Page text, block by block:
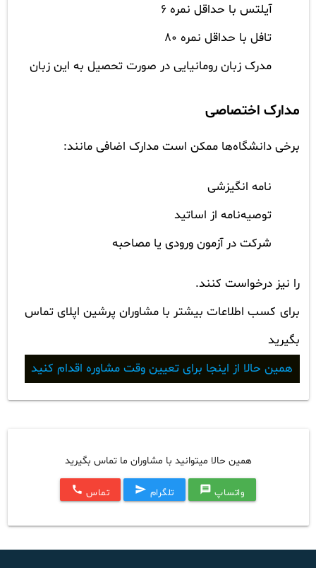
آیلتس با حداقل نمره 6
تافل با حداقل نمره 80
مدرک زبان رومانیایی در صورت تحصیل به این زبان
مدارک اختصاصی
برخی دانشگاه‌ها ممکن است مدارک اضافی مانند:
نامه انگیزشی
توصیه‌نامه از اساتید
شرکت در آزمون ورودی یا مصاحبه
را نیز درخواست کنند.
برای کسب اطلاعات بیشتر با مشاوران پرشین اپلای تماس
بگیرید
همین حالا از اینجا برای تعیین وقت مشاوره اقدام کنید
همین حالا میتوانید با مشاوران ما تماس بگیرید
واتساپ message تلگرام send تماس call